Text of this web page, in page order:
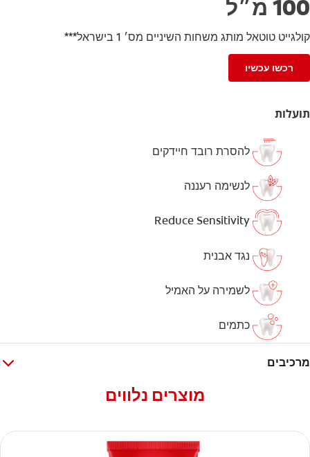
100 מ״ל
קולגייט טוטאל מותג משחות השיניים מס׳ 1 בישראל***
רכשו עכשיו
תועלות
להסרת רובד חיידקים
לנשימה רעננה
Reduce Sensitivity
נגד אבנית
לשמירה על האמיל
כתמים
מרכיבים
מוצרים נלווים